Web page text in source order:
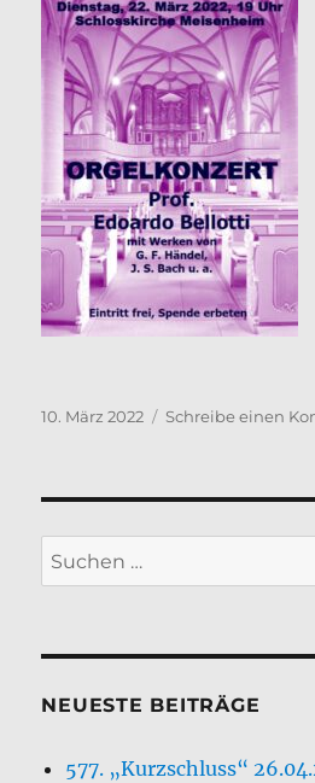
10. März 2022 Schreibe einen
NEUESTE BEITRÄGE
577. „Kurzschluss“